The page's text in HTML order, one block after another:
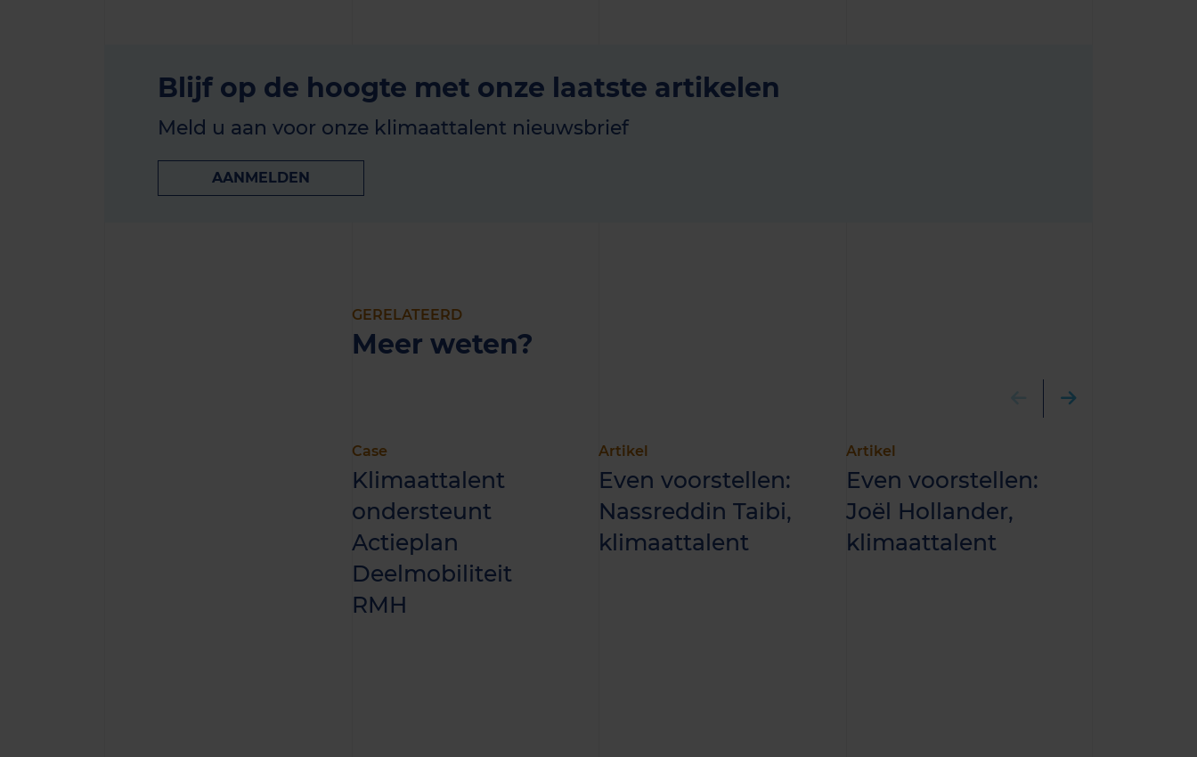
Blijf op de hoogte met onze laatste artikelen
Meld u aan voor onze klimaattalent nieuwsbrief
AANMELDEN
GERELATEERD
Meer weten?
Case
Klimaattalent
ondersteunt
Actieplan
Deelmobiliteit
RMH
Artikel
Even voorstellen:
Nassreddin Taibi,
klimaattalent
Artikel
Even voorstellen:
Joël Hollander,
klimaattalent